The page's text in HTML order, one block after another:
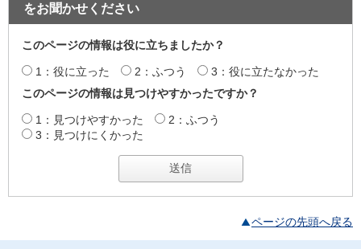
をお聞かせください
このページの情報は役に立ちましたか？
1：役に立った 2：ふつう
3：役に立たなかった
このページの情報は見つけやすかったですか？
1：見つけやすかった
2：ふつう
3：見つけにくかった
ページの先頭へ戻る